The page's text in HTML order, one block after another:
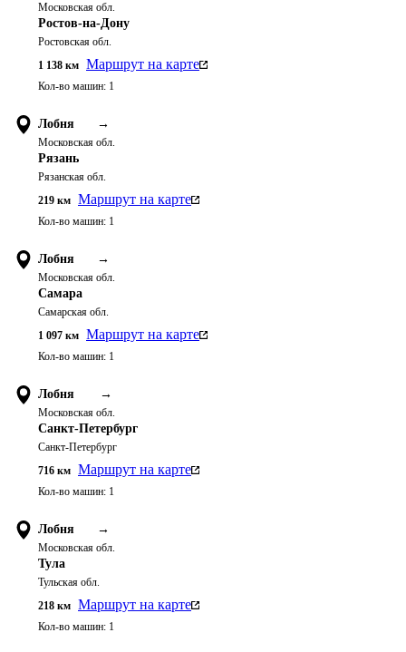
Московская обл.
Ростов-на-Дону
Ростовская обл.
1 138 км Маршрут на карте
Кол-во машин: 1
Лобня →
Московская обл.
Рязань
Рязанская обл.
219 км Маршрут на карте
Кол-во машин: 1
Лобня →
Московская обл.
Самара
Самарская обл.
1 097 км Маршрут на карте
Кол-во машин: 1
Лобня →
Московская обл.
Санкт-Петербург
Санкт-Петербург
716 км Маршрут на карте
Кол-во машин: 1
Лобня →
Московская обл.
Тула
Тульская обл.
218 км Маршрут на карте
Кол-во машин: 1